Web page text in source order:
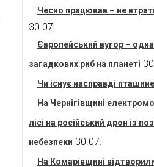
Чесно працював – не
30.07.
Європейський вугор –
загадкових риб на планеті
Чи існує насправді
На Чернігівщині
лісі на російський дрон із
небезпеки 30.07.
На Комарівщині